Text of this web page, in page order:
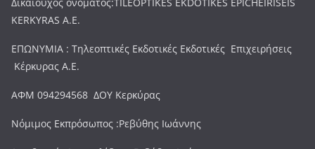
KERKYRAS A.E.
ΕΠΩΝΥΜΙΑ : Τηλεοπτικές Εκδοτικές Εκδοτικές Επιχειρήσεις
Κέρκυρας Α.Ε.
ΑΦΜ 094294568 ΔΟΥ Κερκύρας
Νόμιμος Εκπρόσωπος :Ρεβύθης Ιωάννης